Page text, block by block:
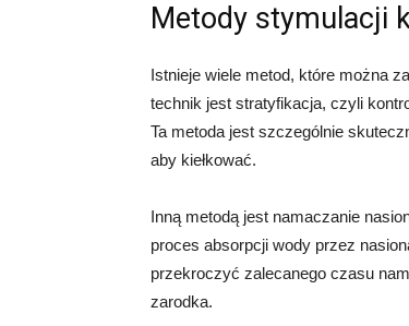
Metody stymulacji
Istnieje wiele metod, które można
technik jest stratyfikacja, czyli
Ta metoda jest szczególnie
aby kiełkować.
Inną metodą jest namaczanie
proces absorpcji wody przez
przekroczyć zalecanego czasu
zarodka.